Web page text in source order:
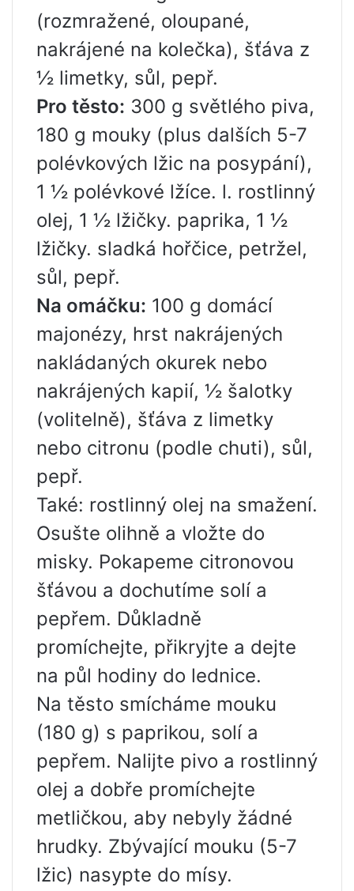
(rozmražené, oloupané,
nakrájené na kolečka), šťáva z
½ limetky, sůl, pepř.
Pro těsto: 300 g světlého piva,
180 g mouky (plus dalších 5-7
polévkových lžic na posypání),
1 ½ polévkové lžíce. l. rostlinný
olej, 1 ½ lžičky. paprika, 1 ½
lžičky. sladká hořčice, petržel,
sůl, pepř.
Na omáčku: 100 g domácí
majonézy, hrst nakrájených
nakládaných okurek nebo
nakrájených kapií, ½ šalotky
(volitelně), šťáva z limetky
nebo citronu (podle chuti), sůl,
pepř.
Také: rostlinný olej na smažení.
Osušte olihně a vložte do
misky. Pokapeme citronovou
šťávou a dochutíme solí a
pepřem. Důkladně
promíchejte, přikryjte a dejte
na půl hodiny do lednice.
Na těsto smícháme mouku
(180 g) s paprikou, solí a
pepřem. Nalijte pivo a rostlinný
olej a dobře promíchejte
metličkou, aby nebyly žádné
hrudky. Zbývající mouku (5-7
lžic) nasypte do mísy.